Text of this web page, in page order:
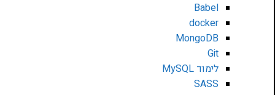
Babel
docker
MongoDB
Git
לימוד MySQL
SASS